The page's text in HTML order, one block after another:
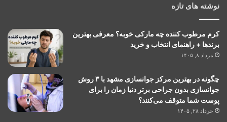
نوشته های تازه
کرم مرطوب کننده چه مارکی خوبه؟ معرفی بهترین
برندها + راهنمای انتخاب و خرید
مرداد ۸, ۱۴۰۵
چگونه در بهترین مرکز جوانسازی مشهد با ۳ روش
جوانسازی بدون جراحی برتر دنیا زمان را برای
پوست شما متوقف می‌کنند؟
خرداد ۲۸, ۱۴۰۵